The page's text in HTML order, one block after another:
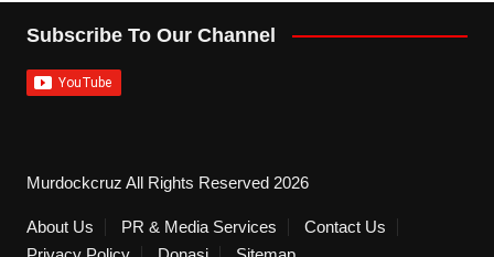
Subscribe To Our Channel
Murdockcruz All Rights Reserved 2026
About Us PR & Media Services
Contact Us